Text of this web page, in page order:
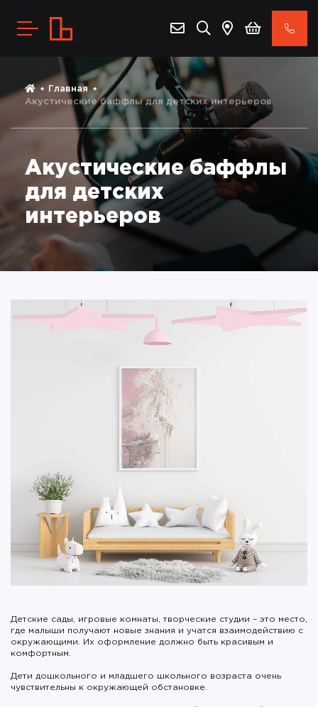
Главная
Акустические баффлы для детских интерьеров
Акустические баффлы
для детских
интерьеров
Детские сады, игровые комнаты, творческие студии – это место,
где малыши получают новые знания и учатся взаимодействию с
окружающими. Их оформление должно быть красивым и
комфортным.
Дети дошкольного и младшего школьного возраста очень
чувствительны к окружающей обстановке.